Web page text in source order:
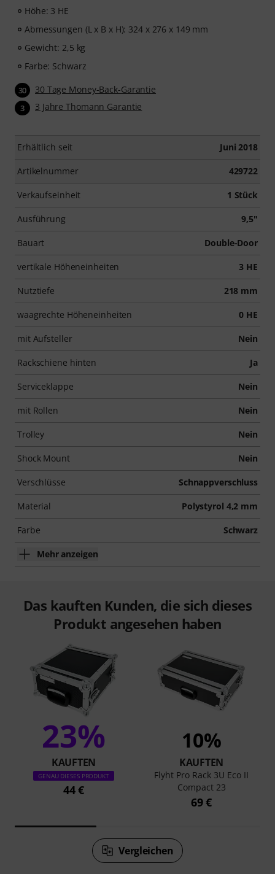
Höhe: 3 HE
Abmessungen (L x B x H): 324 x 276 x 149 mm
Gewicht: 2,5 kg
Farbe: Schwarz
30 30 Tage Money-Back-Garantie
3 3 Jahre Thomann Garantie
Erhältlich seit Juni 2018
Artikelnummer 429722
Verkaufseinheit 1 Stück
Ausführung 9,5"
Bauart Double-Door
vertikale Höheneinheiten 3 HE
Nutztiefe 218 mm
waagrechte Höheneinheiten 0 HE
mit Aufsteller Nein
Rackschiene hinten Ja
Serviceklappe Nein
mit Rollen Nein
Trolley Nein
Shock Mount Nein
Verschlüsse Schnappverschluss
Material Polystyrol 4,2 mm
Farbe Schwarz
Mehr anzeigen
Das kauften Kunden, die sich dieses
Produkt angesehen haben
23%
KAUFTEN
GENAU DIESES PRODUKT
44 €
10%
KAUFTEN
Flyht Pro Rack 3U Eco II
Compact 23
69 €
Vergleichen